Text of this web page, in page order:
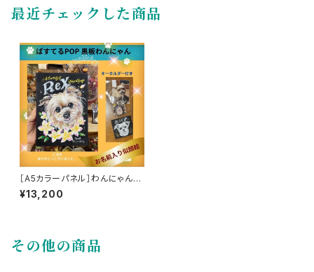
最近チェックした商品
［A5カラーパネル］わんにゃん似
顔絵［1匹］
¥13,200
その他の商品